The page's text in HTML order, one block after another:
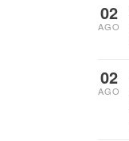
02
AGO
02
AGO